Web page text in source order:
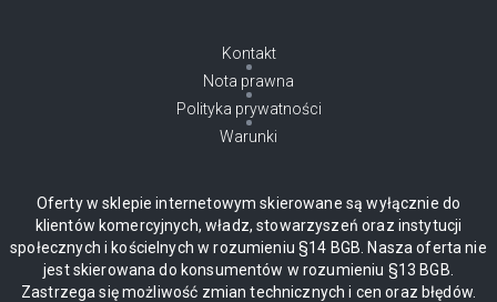
Kontakt
Nota prawna
Polityka prywatności
Warunki
Oferty w sklepie internetowym skierowane są wyłącznie do
klientów komercyjnych, władz, stowarzyszeń oraz instytucji
społecznych i kościelnych w rozumieniu §14 BGB. Nasza oferta nie
jest skierowana do konsumentów w rozumieniu §13 BGB.
Zastrzega się możliwość zmian technicznych i cen oraz błędów.